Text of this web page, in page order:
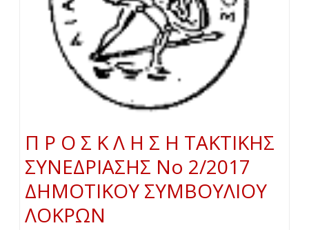
Π Ρ Ο Σ Κ Λ Η Σ Η ΤΑΚΤΙΚΗΣ
ΣΥΝΕΔΡΙΑΣΗΣ Νο 2/2017
ΔΗΜΟΤΙΚΟΥ ΣΥΜΒΟΥΛΙΟΥ
ΛΟΚΡΩΝ